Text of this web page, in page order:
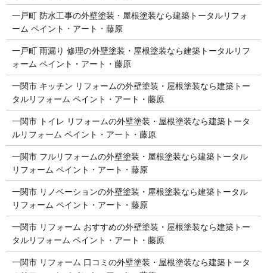
一戸町 防水工事の外壁塗装・屋根塗装なら建築トータルリフォ
ーム ペイント・アート・藤原
一戸町 雨漏り 修理の外壁塗装・屋根塗装なら建築トータルリフ
ォーム ペイント・アート・藤原
一関市 キッチン リフォームの外壁塗装・屋根塗装なら建築トー
タルリフォーム ペイント・アート・藤原
一関市 トイレ リフォームの外壁塗装・屋根塗装なら建築トータ
ルリフォーム ペイント・アート・藤原
一関市 フルリフォームの外壁塗装・屋根塗装なら建築トータル
リフォーム ペイント・アート・藤原
一関市 リノベーションの外壁塗装・屋根塗装なら建築トータル
リフォーム ペイント・アート・藤原
一関市 リフォーム おすすめの外壁塗装・屋根塗装なら建築トー
タルリフォーム ペイント・アート・藤原
一関市 リフォーム 口コミの外壁塗装・屋根塗装なら建築トータ